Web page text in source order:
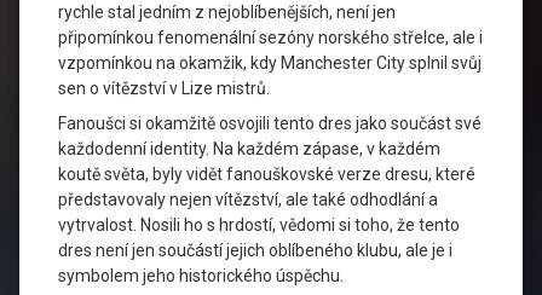
rychle stal jedním z nejoblíbenějších, není jen
připomínkou fenomenální sezóny norského střelce, ale i
vzpomínkou na okamžik, kdy Manchester City splnil svůj
sen o vítězství v Lize mistrů.
Fanoušci si okamžitě osvojili tento dres jako součást své
každodenní identity. Na každém zápase, v každém
koutě světa, byly vidět fanouškovské verze dresu, které
představovaly nejen vítězství, ale také odhodlání a
vytrvalost. Nosili ho s hrdostí, vědomi si toho, že tento
dres není jen součástí jejich oblíbeného klubu, ale je i
symbolem jeho historického úspěchu.